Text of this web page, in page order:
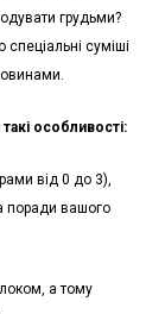
грудьми?
суміші
особливості:
від 0 до 3),
поради вашого
а тому